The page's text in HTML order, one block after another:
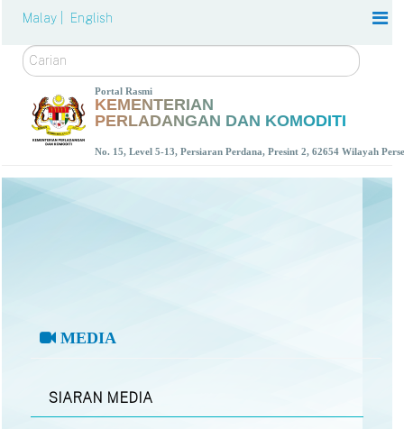
Malay | English
Carian
Portal Rasmi
KEMENTERIAN
PERLADANGAN DAN KOMODITI
No. 15, Level 5-13, Persiaran Perdana, Presint 2, 62654 Wilayah
MEDIA
SIARAN MEDIA